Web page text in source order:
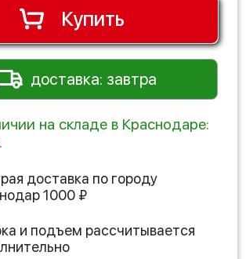
Купить
доставка: завтра
на складе в Краснодаре:
доставка по городу
1000 ₽
и подъем рассчитывается